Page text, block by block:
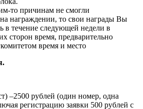
то причинам не смогли
на награждении, то свои награды Вы
в течение следующей недели в
сторон время, предварительно
время и место
–2500 рублей (один номер, одна
регистрацию заявки 500 рублей с